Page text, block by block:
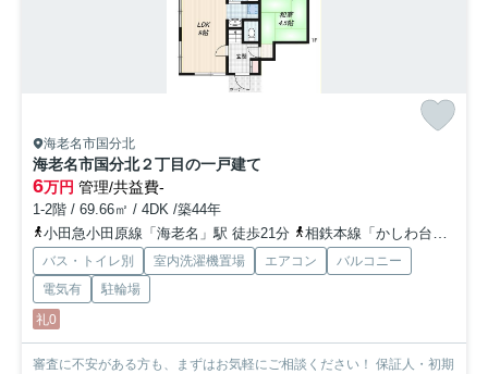
海老名市国分北
海老名市国分北２丁目の一戸建て
6万円 管理/共益費-
1-2階 / 69.66㎡ / 4DK /築44年
小田急小田原線「海老名」駅 徒歩21分
相鉄本線「かしわ台」駅 徒歩23分
バス・トイレ別 室内洗濯機置場 エアコン
バルコニー
電気有
駐輪場
礼0
審査に不安がある方も、まずはお気軽にご相談ください！ 保証人・初期